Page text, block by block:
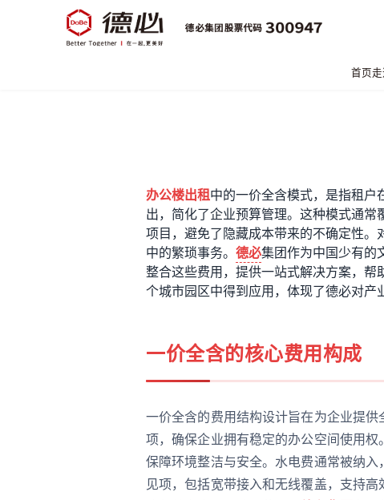
首页
办公楼出租中的一价全含模式，是指租户
出，简化了企业预算管理。这种模式通
项目，避免了隐藏成本带来的不确定性
中的繁琐事务。 德必集团作为中国少有的
整合这些费用，提供一站式解决方案，
个城市园区中得到应用，体现了德必对产
一价全含的核心费用构成
一价全含的费用结构设计旨在为企业提
项，确保企业拥有稳定的办公空间使用权
保障环境整洁与安全。水电费通常被纳
见项，包括宽带接入和无线覆盖，支持高